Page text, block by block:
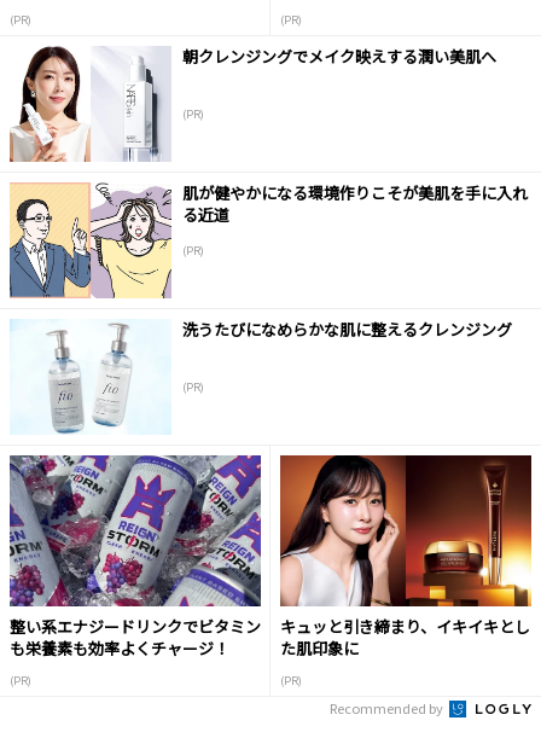
(PR) (PR)
朝クレンジングでメイク映えする潤い美肌へ
(PR)
肌が健やかになる環境作りこそが美肌を手に入れ
る近道
(PR)
洗うたびになめらかな肌に整えるクレンジング
(PR)
整い系エナジードリンクでビタミン
も栄養素も効率よくチャージ！
(PR)
キュッと引き締まり、イキイキとし
た肌印象に
(PR)
Recommended by